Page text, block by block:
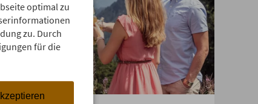
optimal zu
zu. Durch
für die